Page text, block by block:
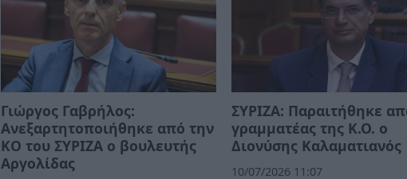
Γιώργος Γαβρήλος:
Ανεξαρτητοποιήθηκε από την
ΚΟ του ΣΥΡΙΖΑ ο βουλευτής
Αργολίδας
ΣΥΡΙΖΑ: Παραιτήθηκε
γραμματέας της Κ.Ο. ο
Διονύσης Καλαματιανός
10/07/2026 11:07